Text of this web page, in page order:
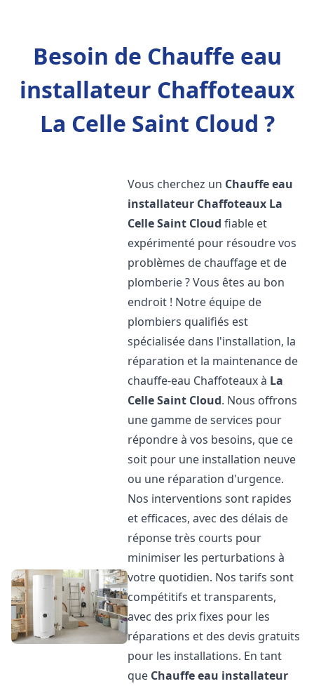
Besoin de Chauffe eau
installateur Chaffoteaux
La Celle Saint Cloud ?
Vous cherchez un Chauffe eau
installateur Chaffoteaux La
Celle Saint Cloud fiable et
expérimenté pour résoudre vos
problèmes de chauffage et de
plomberie ? Vous êtes au bon
endroit ! Notre équipe de
plombiers qualifiés est
spécialisée dans l'installation, la
réparation et la maintenance de
chauffe-eau Chaffoteaux à La
Celle Saint Cloud. Nous offrons
une gamme de services pour
répondre à vos besoins, que ce
soit pour une installation neuve
ou une réparation d'urgence.
Nos interventions sont rapides
et efficaces, avec des délais de
réponse très courts pour
minimiser les perturbations à
votre quotidien. Nos tarifs sont
compétitifs et transparents,
avec des prix fixes pour les
réparations et des devis gratuits
pour les installations. En tant
que Chauffe eau installateur